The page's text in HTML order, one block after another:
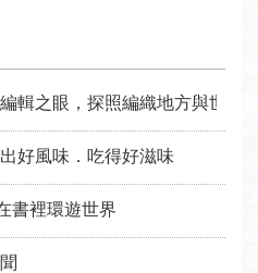
輯之眼，探照編織地方與世界
好風味．吃得好滋味
書裡環遊世界